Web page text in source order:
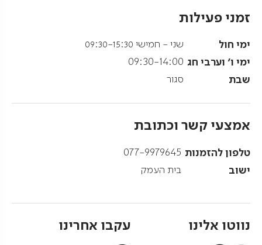
זמני פעילות
ימי חול שני - חמישי 09:30-15:30
ימי ו' וערבי חג 09:30-14:00
שבת סגור
אמצעי קשר וכתובת
טלפון להזמנות 077-9979645
ישוב בית העמק
נווטו אלינו עקבו אחרינו